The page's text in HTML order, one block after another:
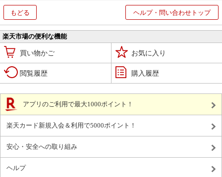
もどる ヘルプ・問い合わせトップ
楽天市場の便利な機能
買い物かご お気に入り
閲覧履歴 購入履歴
アプリのご利用で最大1000ポイント！
楽天カード新規入会＆利用で5000ポイント！
安心・安全への取り組み
ヘルプ